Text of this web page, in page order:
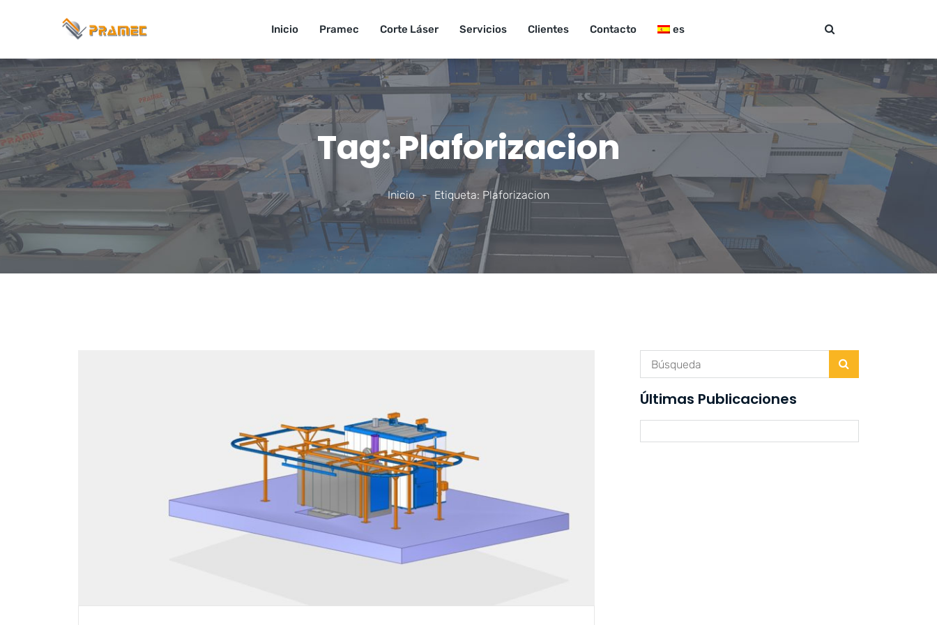
Inicio Pramec Corte Láser Servicios Clientes Contacto es
Tag: Plaforizacion
Inicio - Etiqueta: Plaforizacion
Últimas Publicaciones